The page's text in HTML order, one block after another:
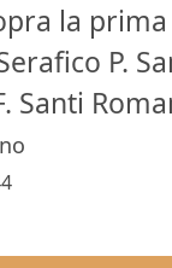
la
P.
Santi